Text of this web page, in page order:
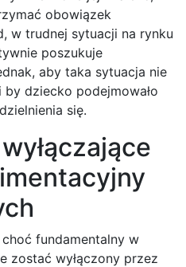
obowiązek
w trudnej sytuacji na rynku
poszukuje
aby taka sytuacja nie
dziecko podejmowało
się.
fundamentalny w
zostać wyłączony przez